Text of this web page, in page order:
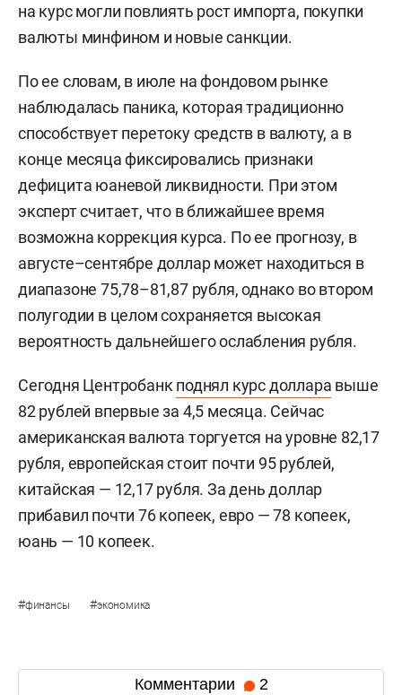
на курс могли повлиять рост импорта, покупки
валюты минфином и новые санкции.
По ее словам, в июле на фондовом рынке
наблюдалась паника, которая традиционно
способствует перетоку средств в валюту, а в
конце месяца фиксировались признаки
дефицита юаневой ликвидности. При этом
эксперт считает, что в ближайшее время
возможна коррекция курса. По ее прогнозу, в
августе–сентябре доллар может находиться в
диапазоне 75,78–81,87 рубля, однако во втором
полугодии в целом сохраняется высокая
вероятность дальнейшего ослабления рубля.
Сегодня Центробанк поднял курс доллара выше
82 рублей впервые за 4,5 месяца. Сейчас
американская валюта торгуется на уровне 82,17
рубля, европейская стоит почти 95 рублей,
китайская — 12,17 рубля. За день доллар
прибавил почти 76 копеек, евро — 78 копеек,
юань — 10 копеек.
#финансы #экономика
Комментарии 2